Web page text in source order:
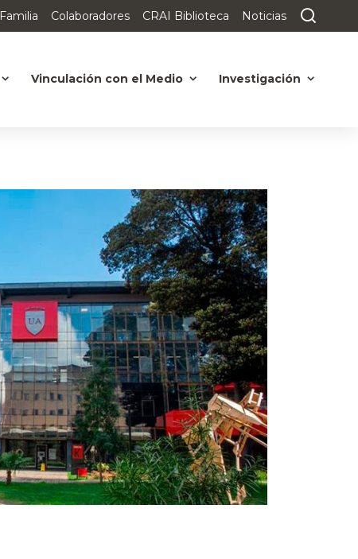
Familia Colaboradores CRAI Biblioteca Noticias
Vinculación con el Medio Investigación